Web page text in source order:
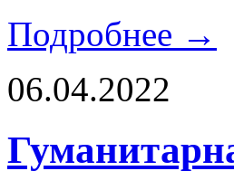
Подробнее →
06.04.2022